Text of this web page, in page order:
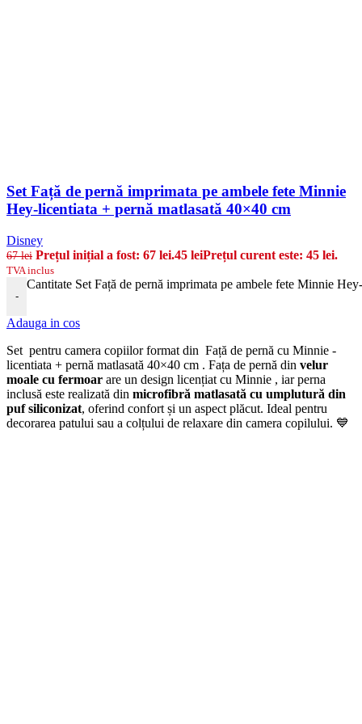
Set Față de pernă imprimata pe ambele fete Minnie
Hey-licentiata + pernă matlasată 40×40 cm
Disney
67lei Prețul inițial a fost: 67 lei.45 leiPrețul curent este: 45 lei.
TVA inclus
-
Cantitate Set Față de pernă imprimata pe ambele fete Minnie
Adauga in cos
Set pentru camera copiilor format din Față de pernă cu Minnie -
licentiata + pernă matlasată 40×40 cm . Fața de pernă din velur
moale cu fermoar are un design licențiat cu Minnie , iar perna
inclusă este realizată din microfibră matlasată cu umplutură din
puf siliconizat, oferind confort și un aspect plăcut. Ideal pentru
decorarea patului sau a colțului de relaxare din camera copilului. 💙